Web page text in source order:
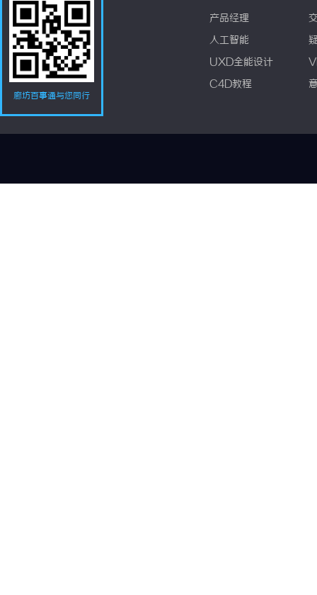
廊坊百事通与您同行
产品经理
人工智能
UXD全能设计
C4D教程